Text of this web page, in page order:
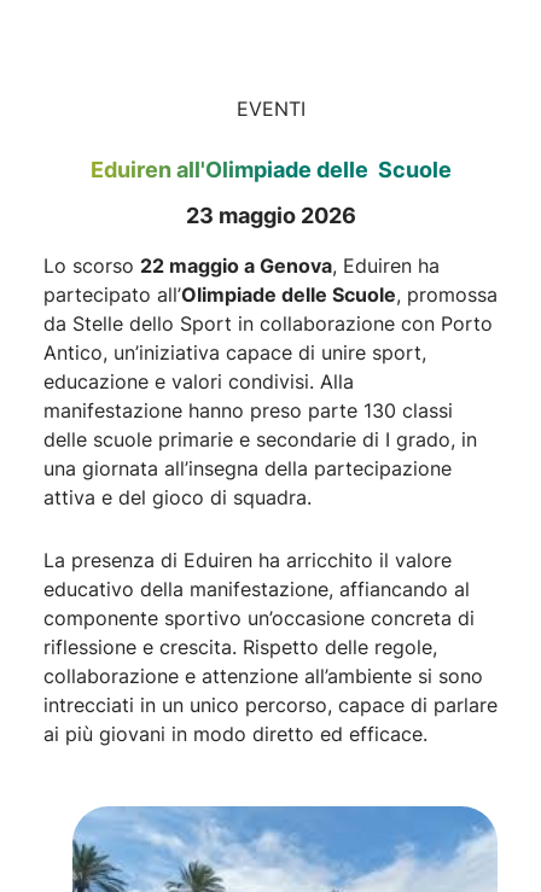
EVENTI
Eduiren all'Olimpiade delle Scuole
23 maggio 2026
Lo scorso 22 maggio a Genova, Eduiren ha
partecipato all’Olimpiade delle Scuole, promossa
da Stelle dello Sport in collaborazione con Porto
Antico, un’iniziativa capace di unire sport,
educazione e valori condivisi. Alla
manifestazione hanno preso parte 130 classi
delle scuole primarie e secondarie di I grado, in
una giornata all’insegna della partecipazione
attiva e del gioco di squadra.
La presenza di Eduiren ha arricchito il valore
educativo della manifestazione, affiancando al
componente sportivo un’occasione concreta di
riflessione e crescita. Rispetto delle regole,
collaborazione e attenzione all’ambiente si sono
intrecciati in un unico percorso, capace di parlare
ai più giovani in modo diretto ed efficace.